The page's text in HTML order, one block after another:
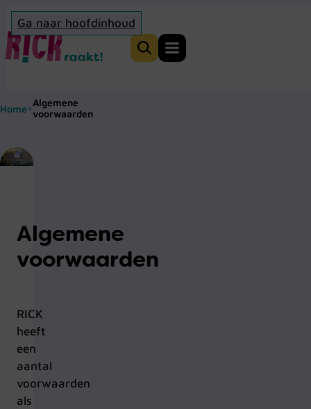
Ga naar hoofdinhoud
Home
Zoeken
Home>Algemene
voorwaarden
Algemene
voorwaarden
RICK
heeft
een
aantal
voorwaarden
als